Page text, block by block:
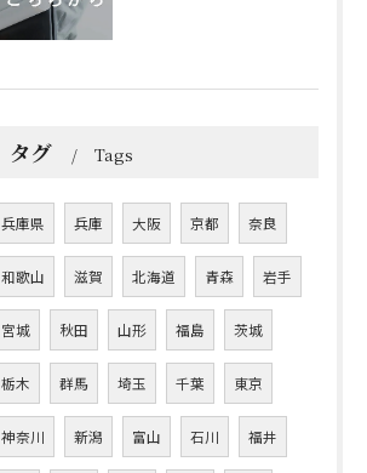
タグ Tags
兵庫県 兵庫 大阪 京都 奈良
和歌山 滋賀 北海道 青森 岩手
宮城 秋田 山形 福島 茨城
栃木 群馬 埼玉 千葉 東京
神奈川 新潟 富山 石川 福井